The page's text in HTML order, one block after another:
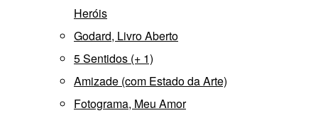
Heróis
Godard, Livro Aberto
5 Sentidos (+ 1)
Amizade (com Estado da Arte)
Fotograma, Meu Amor